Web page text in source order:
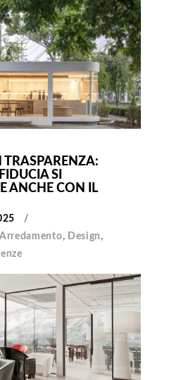
TRASPARENZA:
SI
ANCHE CON IL
Arredamento, Design,